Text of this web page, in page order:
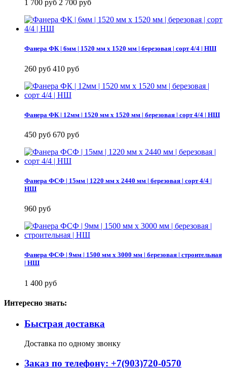
1 700 руб 2 700 руб
Фанера ФК | 6мм | 1520 мм х 1520 мм | березовая | сорт 4/4 | НШ
260 руб 410 руб
Фанера ФК | 12мм | 1520 мм х 1520 мм | березовая | сорт 4/4 | НШ
450 руб 670 руб
Фанера ФСФ | 15мм | 1220 мм х 2440 мм | березовая | сорт 4/4 |
НШ
960 руб
Фанера ФСФ | 9мм | 1500 мм х 3000 мм | березовая | строительная
| НШ
1 400 руб
Интересно знать:
Быстрая доставка
Доставка по одному звонку
Заказ по телефону: +7(903)720-0570